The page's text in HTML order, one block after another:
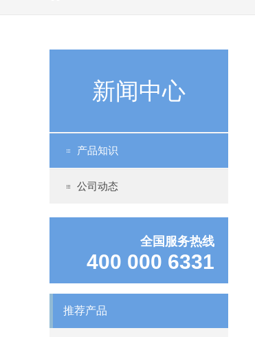
新闻中心
产品知识
公司动态
全国服务热线
400 000 6331
推荐产品